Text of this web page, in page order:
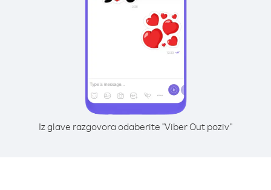
Iz glave razgovora odaberite "Viber Out poziv"